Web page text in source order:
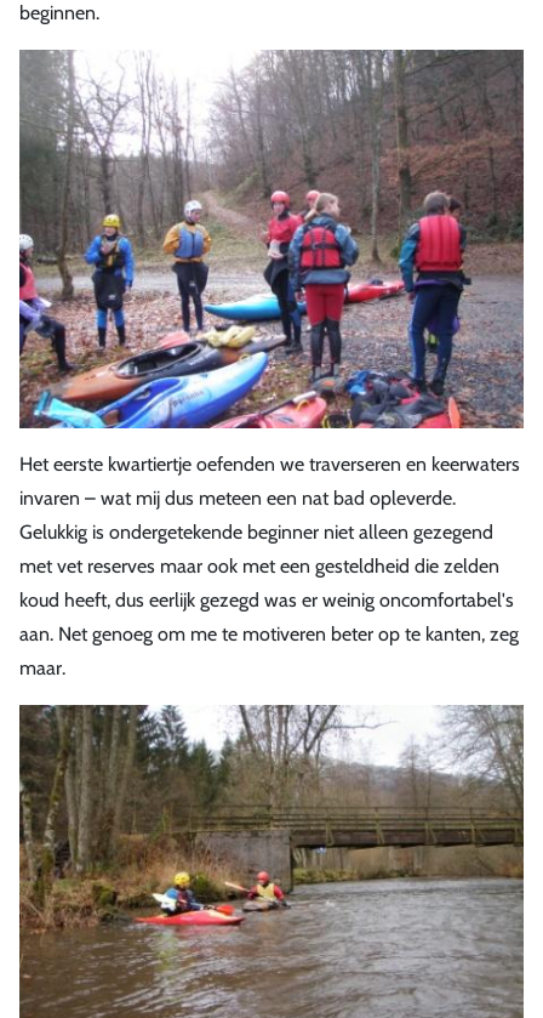
beginnen.
Het eerste kwartiertje oefenden we traverseren en keerwaters
invaren – wat mij dus meteen een nat bad opleverde.
Gelukkig is ondergetekende beginner niet alleen gezegend
met vet reserves maar ook met een gesteldheid die zelden
koud heeft, dus eerlijk gezegd was er weinig oncomfortabel's
aan. Net genoeg om me te motiveren beter op te kanten, zeg
maar.